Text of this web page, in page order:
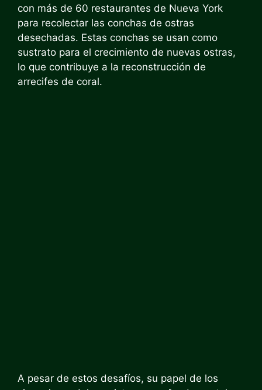
con más de 60 restaurantes de Nueva York
para recolectar las conchas de ostras
desechadas. Estas conchas se usan como
sustrato para el crecimiento de nuevas ostras,
lo que contribuye a la reconstrucción de
arrecifes de coral.
A pesar de estos desafíos, su papel de los